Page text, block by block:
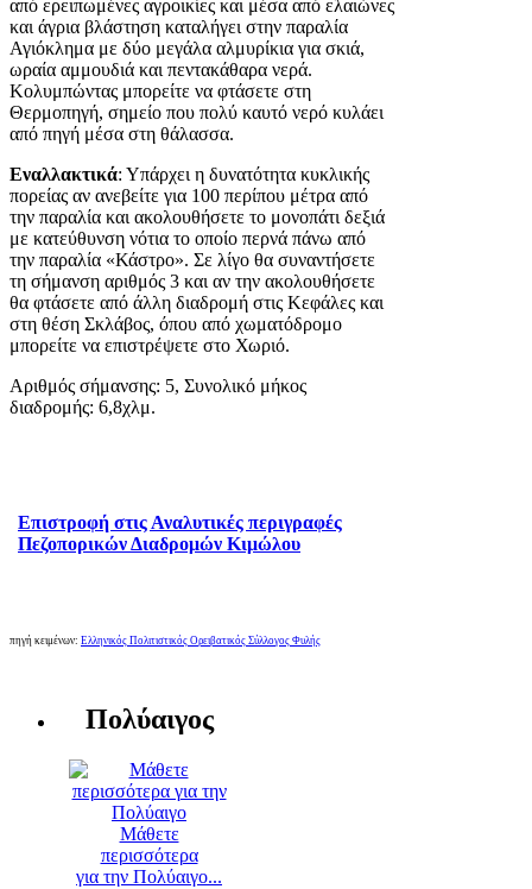
από ερειπωμένες αγροικίες και μέσα από ελαιώνες
και άγρια βλάστηση καταλήγει στην παραλία
Αγιόκλημα με δύο μεγάλα αλμυρίκια για σκιά,
ωραία αμμουδιά και πεντακάθαρα νερά.
Κολυμπώντας μπορείτε να φτάσετε στη
Θερμοπηγή, σημείο που πολύ καυτό νερό κυλάει
από πηγή μέσα στη θάλασσα.
Εναλλακτικά: Υπάρχει η δυνατότητα κυκλικής
πορείας αν ανεβείτε για 100 περίπου μέτρα από
την παραλία και ακολουθήσετε το μονοπάτι δεξιά
με κατεύθυνση νότια το οποίο περνά πάνω από
την παραλία «Κάστρο». Σε λίγο θα συναντήσετε
τη σήμανση αριθμός 3 και αν την ακολουθήσετε
θα φτάσετε από άλλη διαδρομή στις Κεφάλες και
στη θέση Σκλάβος, όπου από χωματόδρομο
μπορείτε να επιστρέψετε στο Χωριό.
Αριθμός σήμανσης: 5, Συνολικό μήκος
διαδρομής: 6,8χλμ.
Επιστροφή στις Αναλυτικές περιγραφές
Πεζοπορικών Διαδρομών Κιμώλου
πηγή κειμένων: Ελληνικός Πολιτιστικός Ορειβατικός Σύλλογος Φυλής
Πολύαιγος
Μάθετε
περισσότερα
για την Πολύαιγο...